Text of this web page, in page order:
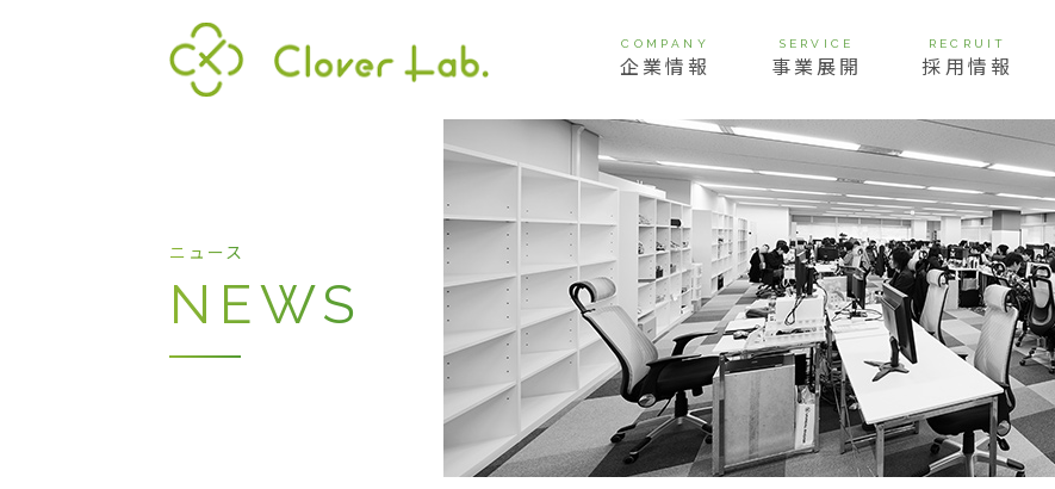
COMPANY
企業情報
代表挨拶 経営理念 ビジョン 会社概要
SERVICE
事業展開
RECRUIT
採用情報
ニュース
NEWS